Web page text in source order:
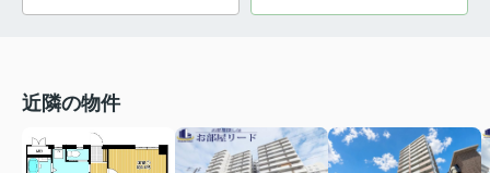
近隣の物件